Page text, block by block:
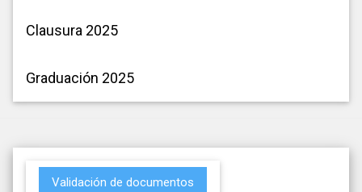
Validación de documentos
Clausura 2025
Graduación 2025